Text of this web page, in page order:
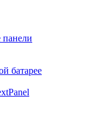
батарее